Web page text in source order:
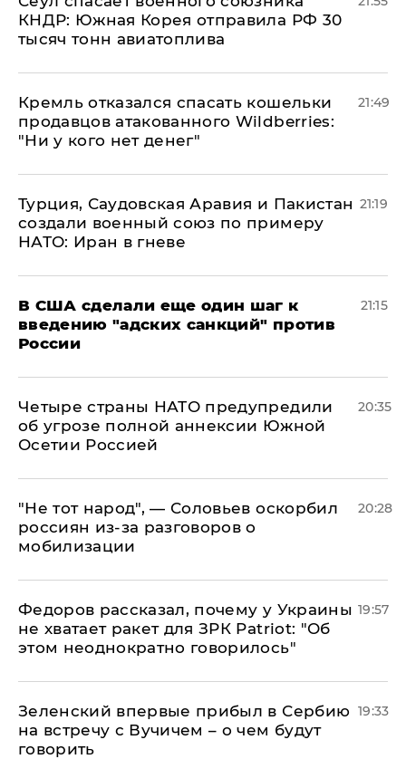
КНДР: Южная Корея отправила РФ 30
тысяч тонн авиатоплива
Кремль отказался спасать кошельки
продавцов атакованного Wildberries:
"Ни у кого нет денег"
21:49
Турция, Саудовская Аравия и Пакистан
создали военный союз по примеру
НАТО: Иран в гневе
21:19
В США сделали еще один шаг к
введению "адских санкций" против
России
21:15
Четыре страны НАТО предупредили
об угрозе полной аннексии Южной
Осетии Россией
20:35
​"Не тот народ", — Соловьев оскорбил
россиян из-за разговоров о
мобилизации
20:28
Федоров рассказал, почему у Украины
не хватает ракет для ЗРК Patriot: "Об
этом неоднократно говорилось"
19:57
Зеленский впервые прибыл в Сербию
на встречу с Вучичем – о чем будут
говорить
19:33